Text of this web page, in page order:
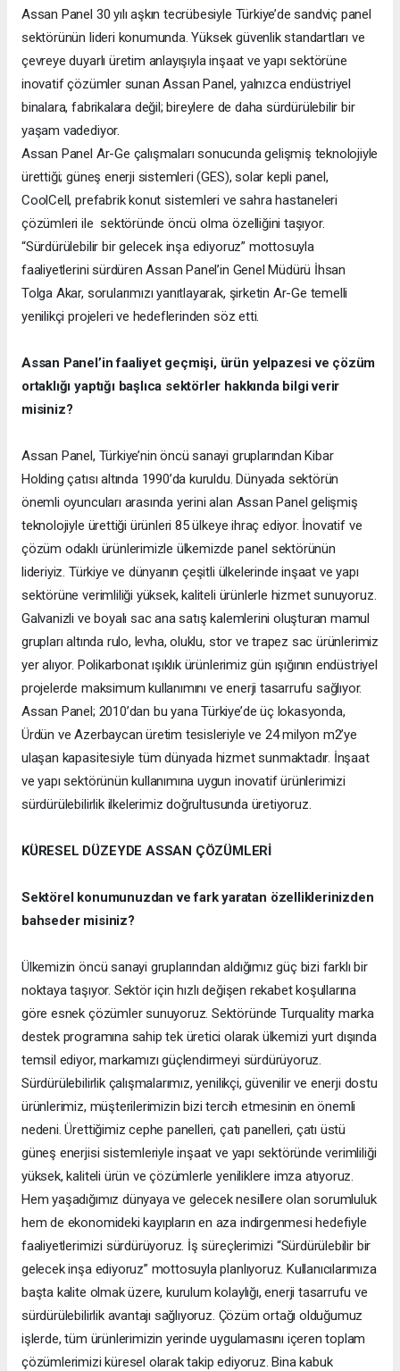
Assan Panel 30 yılı aşkın tecrübesiyle Türkiye’de sandviç panel
sektörünün lideri konumunda. Yüksek güvenlik standartları ve
çevreye duyarlı üretim anlayışıyla inşaat ve yapı sektörüne
inovatif çözümler sunan Assan Panel, yalnızca endüstriyel
binalara, fabrikalara değil; bireylere de daha sürdürülebilir bir
yaşam vadediyor.
Assan Panel Ar-Ge çalışmaları sonucunda gelişmiş teknolojiyle
ürettiği; güneş enerji sistemleri (GES), solar kepli panel,
CoolCell, prefabrik konut sistemleri ve sahra hastaneleri
çözümleri ile sektöründe öncü olma özelliğini taşıyor.
“Sürdürülebilir bir gelecek inşa ediyoruz” mottosuyla
faaliyetlerini sürdüren Assan Panel’in Genel Müdürü İhsan
Tolga Akar, sorularımızı yanıtlayarak, şirketin Ar-Ge temelli
yenilikçi projeleri ve hedeflerinden söz etti.
Assan Panel’in faaliyet geçmişi, ürün yelpazesi ve çözüm
ortaklığı yaptığı başlıca sektörler hakkında bilgi verir
misiniz?
Assan Panel, Türkiye’nin öncü sanayi gruplarından Kibar
Holding çatısı altında 1990’da kuruldu. Dünyada sektörün
önemli oyuncuları arasında yerini alan Assan Panel gelişmiş
teknolojiyle ürettiği ürünleri 85 ülkeye ihraç ediyor. İnovatif ve
çözüm odaklı ürünlerimizle ülkemizde panel sektörünün
lideriyiz. Türkiye ve dünyanın çeşitli ülkelerinde inşaat ve yapı
sektörüne verimliliği yüksek, kaliteli ürünlerle hizmet sunuyoruz.
Galvanizli ve boyalı sac ana satış kalemlerini oluşturan mamul
grupları altında rulo, levha, oluklu, stor ve trapez sac ürünlerimiz
yer alıyor. Polikarbonat ışıklık ürünlerimiz gün ışığının endüstriyel
projelerde maksimum kullanımını ve enerji tasarrufu sağlıyor.
Assan Panel; 2010’dan bu yana Türkiye’de üç lokasyonda,
Ürdün ve Azerbaycan üretim tesisleriyle ve 24 milyon m2’ye
ulaşan kapasitesiyle tüm dünyada hizmet sunmaktadır. İnşaat
ve yapı sektörünün kullanımına uygun inovatif ürünlerimizi
sürdürülebilirlik ilkelerimiz doğrultusunda üretiyoruz.
KÜRESEL DÜZEYDE ASSAN ÇÖZÜMLERİ
Sektörel konumunuzdan ve fark yaratan özelliklerinizden
bahseder misiniz?
Ülkemizin öncü sanayi gruplarından aldığımız güç bizi farklı bir
noktaya taşıyor. Sektör için hızlı değişen rekabet koşullarına
göre esnek çözümler sunuyoruz. Sektöründe Turquality marka
destek programına sahip tek üretici olarak ülkemizi yurt dışında
temsil ediyor, markamızı güçlendirmeyi sürdürüyoruz.
Sürdürülebilirlik çalışmalarımız, yenilikçi, güvenilir ve enerji dostu
ürünlerimiz, müşterilerimizin bizi tercih etmesinin en önemli
nedeni. Ürettiğimiz cephe panelleri, çatı panelleri, çatı üstü
güneş enerjisi sistemleriyle inşaat ve yapı sektöründe verimliliği
yüksek, kaliteli ürün ve çözümlerle yeniliklere imza atıyoruz.
Hem yaşadığımız dünyaya ve gelecek nesillere olan sorumluluk
hem de ekonomideki kayıpların en aza indirgenmesi hedefiyle
faaliyetlerimizi sürdürüyoruz. İş süreçlerimizi “Sürdürülebilir bir
gelecek inşa ediyoruz” mottosuyla planlıyoruz. Kullanıcılarımıza
başta kalite olmak üzere, kurulum kolaylığı, enerji tasarrufu ve
sürdürülebilirlik avantajı sağlıyoruz. Çözüm ortağı olduğumuz
işlerde, tüm ürünlerimizin yerinde uygulamasını içeren toplam
çözümlerimizi küresel olarak takip ediyoruz. Bina kabuk